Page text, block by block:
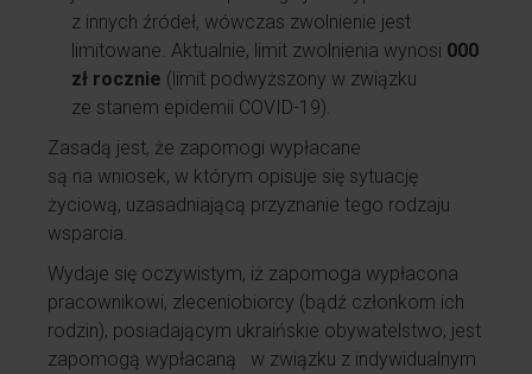
z innych źródeł, wówczas zwolnienie jest
limitowane. Aktualnie, limit zwolnienia wynosi 000
zł rocznie (limit podwyższony w związku
ze stanem epidemii COVID-19).
Zasadą jest, że zapomogi wypłacane
są na wniosek, w którym opisuje się sytuację
życiową, uzasadniającą przyznanie tego rodzaju
wsparcia.
Wydaje się oczywistym, iż zapomoga wypłacona
pracownikowi, zleceniobiorcy (bądź członkom ich
rodzin), posiadającym ukraińskie obywatelstwo, jest
zapomogą wypłacaną w związku z indywidualnym